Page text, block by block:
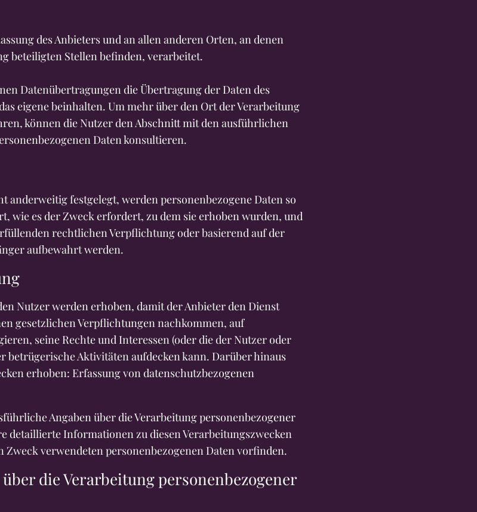
des Anbieters und an allen anderen Orten, an denen
beteiligten Stellen befinden, verarbeitet.
Datenübertragungen die Übertragung der Daten des
eigene beinhalten. Um mehr über den Ort der Verarbeitung
können die Nutzer den Abschnitt mit den ausführlichen
Daten konsultieren.
anderweitig festgelegt, werden personenbezogene Daten so
wie es der Zweck erfordert, zu dem sie erhoben wurden, und
rechtlichen Verpflichtung oder basierend auf der
aufbewahrt werden.
Nutzer werden erhoben, damit der Anbieter den Dienst
gesetzlichen Verpflichtungen nachkommen, auf
seine Rechte und Interessen (oder die der Nutzer oder
betrügerische Aktivitäten aufdecken kann. Darüber hinaus
erhoben: Erfassung von datenschutzbezogenen
Angaben über die Verarbeitung personenbezogener
detaillierte Informationen zu diesen Verarbeitungszwecken
Zweck verwendeten personenbezogenen Daten vorfinden.
die Verarbeitung personenbezogener